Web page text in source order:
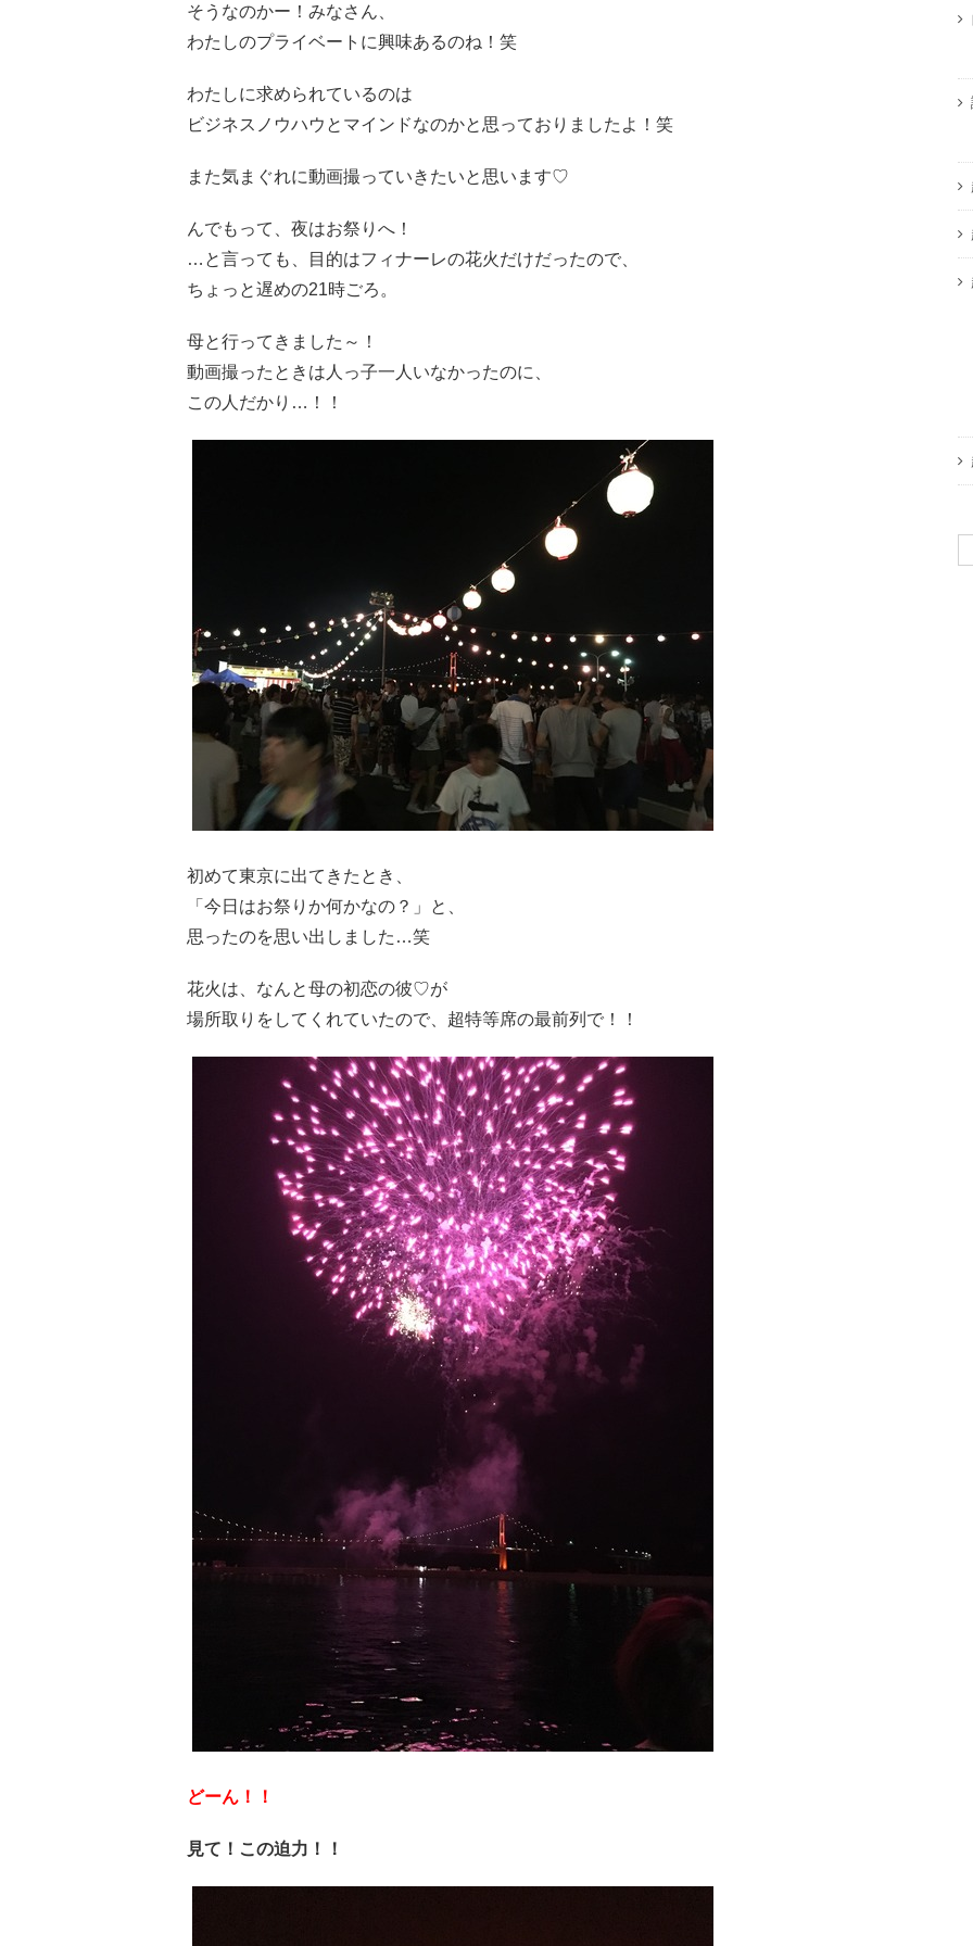
そうなのかー！みなさん、
わたしのプライベートに興味あるのね！笑
わたしに求められているのは
ビジネスノウハウとマインドなのかと思っておりましたよ！笑
また気まぐれに動画撮っていきたいと思います♡
んでもって、夜はお祭りへ！
…と言っても、目的はフィナーレの花火だけだったので、
ちょっと遅めの21時ごろ。
母と行ってきました～！
動画撮ったときは人っ子一人いなかったのに、
この人だかり…！！
初めて東京に出てきたとき、
「今日はお祭りか何かなの？」と、
思ったのを思い出しました…笑
花火は、なんと母の初恋の彼♡が
場所取りをしてくれていたので、超特等席の最前列で！！
どーん！！
見て！この迫力！！